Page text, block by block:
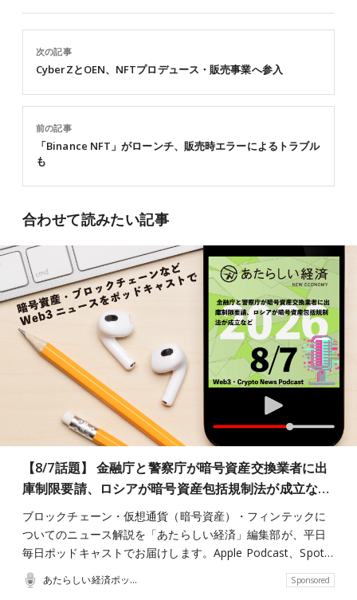
前の記事
「Binance NFT」がローンチ、販売時エラーによるトラブル
も
次の記事
CyberZとOEN、NFTプロデュース・販売事業へ参入
合わせて読みたい記事
【8/7話題】 金融庁と警察庁が暗号資産交換業者に出
庫制限要請、ロシアが暗号資産包括規制法が成立な…
ブロックチェーン・仮想通貨（暗号資産）・フィンテックに
ついてのニュース解説を「あたらしい経済」編集部が、平日
毎日ポッドキャストでお届けします。Apple Podcast、Spot…
あたらしい経済ポッドキャスト Sponsored